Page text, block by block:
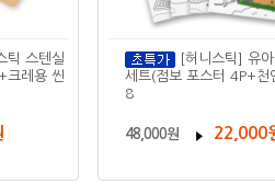
틱 스텐실
크레용 씬
[허니스틱] 유
세트(점보 포스터 4P+천
8
48,000원 22,000